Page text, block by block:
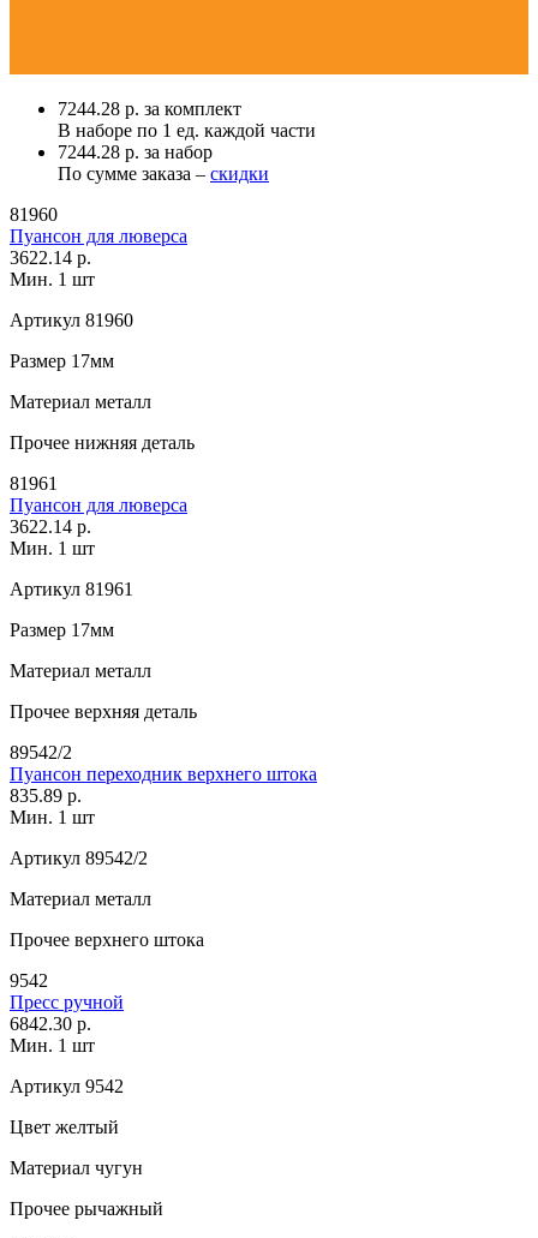
7244.28 р. за комплект
В наборе по 1 ед. каждой части
7244.28 р. за набор
По сумме заказа – скидки
81960
Пуансон для люверса
3622.14 р.
Мин. 1 шт
Артикул 81960
Размер 17мм
Материал металл
Прочее нижняя деталь
81961
Пуансон для люверса
3622.14 р.
Мин. 1 шт
Артикул 81961
Размер 17мм
Материал металл
Прочее верхняя деталь
89542/2
Пуансон переходник верхнего штока
835.89 р.
Мин. 1 шт
Артикул 89542/2
Материал металл
Прочее верхнего штока
9542
Пресс ручной
6842.30 р.
Мин. 1 шт
Артикул 9542
Цвет желтый
Материал чугун
Прочее рычажный